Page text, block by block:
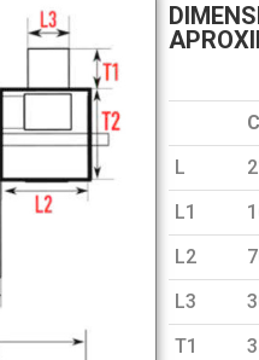
L
L1
L2
L3
T1